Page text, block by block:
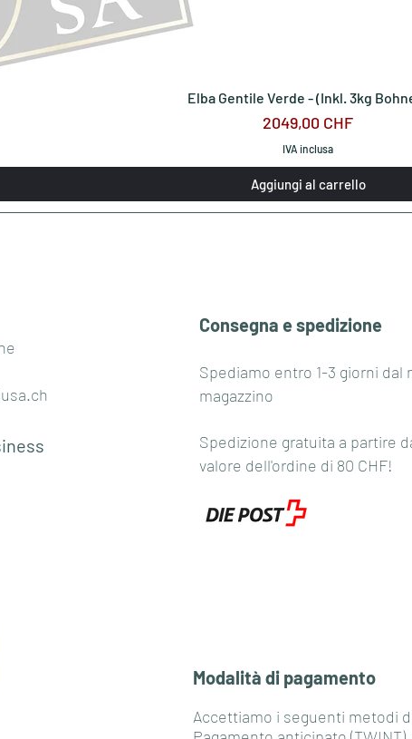
Elba Gentile Verde - (Inkl. 3kg
Prezzo
2049,00 CHF
IVA inclusa
Aggiungi al carrello
Consegna e spedizione
Spediamo entro 1-3 giorni dal
magazzino
Spedizione gratuita a partire
valore dell'ordine di 80 CHF!
Modalità di pagamento
Accettiamo i seguenti metodi